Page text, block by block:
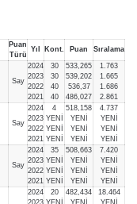
Puan
Türü
Yıl Kont. Puan Sıralama
Say
2024
2023
2022
2021
30
30
40
40
533,265
539,202
536,37
486,027
1.763
1.665
1.686
2.861
Say
2024
2023
2022
2021
4
YENİ
YENİ
YENİ
518,158
YENİ
YENİ
YENİ
4.737
YENİ
YENİ
YENİ
Say
2024
2023
2022
2021
35
YENİ
YENİ
YENİ
508,663
YENİ
YENİ
YENİ
7.420
YENİ
YENİ
YENİ
2024
2023
20
YENİ
482,434
YENİ
18.464
YENİ